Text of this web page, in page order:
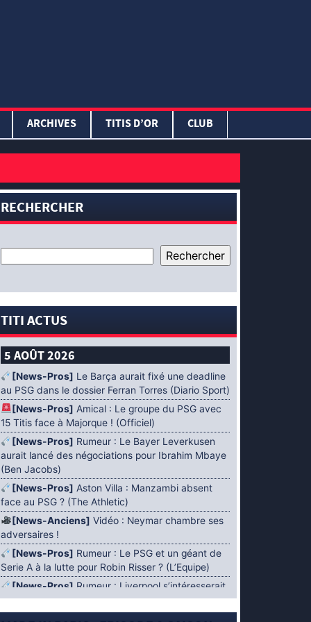
ARCHIVES TITIS D’OR CLUB
RECHERCHER
TITI ACTUS
5 AOÛT 2026
[News-Pros] Le Barça aurait fixé une deadline
au PSG dans le dossier Ferran Torres (Diario Sport)
[News-Pros] Amical : Le groupe du PSG avec
15 Titis face à Majorque ! (Officiel)
[News-Pros] Rumeur : Le Bayer Leverkusen
aurait lancé des négociations pour Ibrahim Mbaye
(Ben Jacobs)
[News-Pros] Aston Villa : Manzambi absent
face au PSG ? (The Athletic)
[News-Anciens] Vidéo : Neymar chambre ses
adversaires !
[News-Pros] Rumeur : Le PSG et un géant de
Serie A à la lutte pour Robin Risser ? (L’Equipe)
[News-Pros] Rumeur : Liverpool s’intéresserait
à Ibrahim Mbaye en plus de Bradley Barcola
(Fabrizio Romano)